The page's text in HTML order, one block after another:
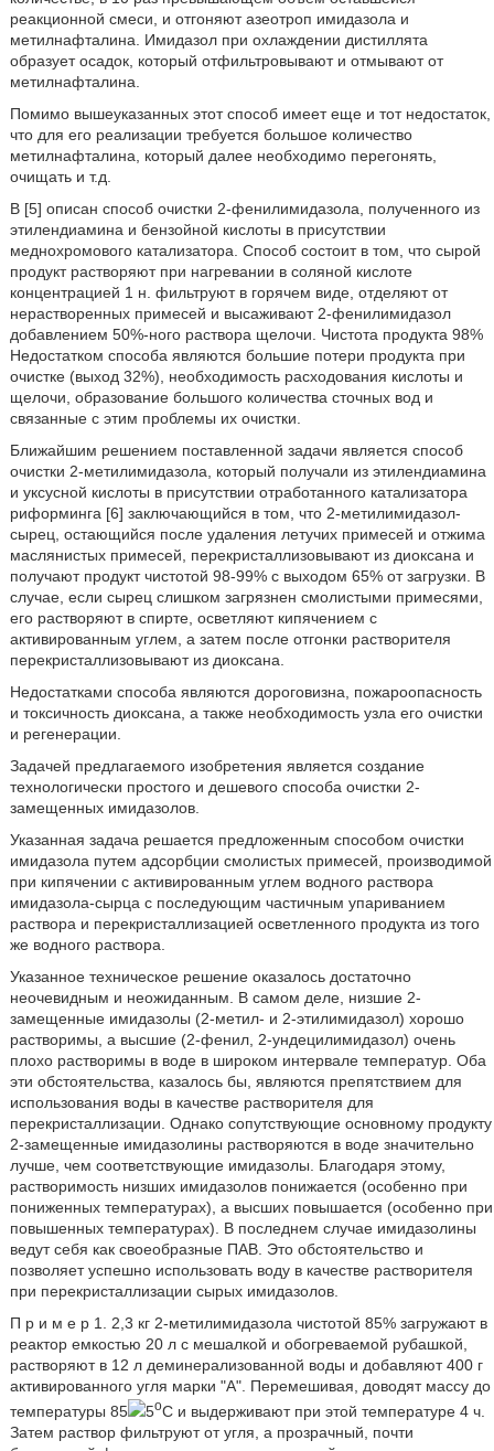
реакционной смеси, и отгоняют азеотроп имидазола и
метилнафталина. Имидазол при охлаждении дистиллята
образует осадок, который отфильтровывают и отмывают от
метилнафталина.
Помимо вышеуказанных этот способ имеет еще и тот недостаток,
что для его реализации требуется большое количество
метилнафталина, который далее необходимо перегонять,
очищать и т.д.
В [5] описан способ очистки 2-фенилимидазола, полученного из
этилендиамина и бензойной кислоты в присутствии
меднохромового катализатора. Способ состоит в том, что сырой
продукт растворяют при нагревании в соляной кислоте
концентрацией 1 н. фильтруют в горячем виде, отделяют от
нерастворенных примесей и высаживают 2-фенилимидазол
добавлением 50%-ного раствора щелочи. Чистота продукта 98%
Недостатком способа являются большие потери продукта при
очистке (выход 32%), необходимость расходования кислоты и
щелочи, образование большого количества сточных вод и
связанные с этим проблемы их очистки.
Ближайшим решением поставленной задачи является способ
очистки 2-метилимидазола, который получали из этилендиамина
и уксусной кислоты в присутствии отработанного катализатора
риформинга [6] заключающийся в том, что 2-метилимидазол-
сырец, остающийся после удаления летучих примесей и отжима
маслянистых примесей, перекристаллизовывают из диоксана и
получают продукт чистотой 98-99% с выходом 65% от загрузки. В
случае, если сырец слишком загрязнен смолистыми примесями,
его растворяют в спирте, осветляют кипячением с
активированным углем, а затем после отгонки растворителя
перекристаллизовывают из диоксана.
Недостатками способа являются дороговизна, пожароопасность
и токсичность диоксана, а также необходимость узла его очистки
и регенерации.
Задачей предлагаемого изобретения является создание
технологически простого и дешевого способа очистки 2-
замещенных имидазолов.
Указанная задача решается предложенным способом очистки
имидазола путем адсорбции смолистых примесей, производимой
при кипячении с активированным углем водного раствора
имидазола-сырца с последующим частичным упариванием
раствора и перекристаллизацией осветленного продукта из того
же водного раствора.
Указанное техническое решение оказалось достаточно
неочевидным и неожиданным. В самом деле, низшие 2-
замещенные имидазолы (2-метил- и 2-этилимидазол) хорошо
pаствоpимы, а высшие (2-фенил, 2-ундецилимидазол) очень
плохо растворимы в воде в широком интервале температур. Оба
эти обстоятельства, казалось бы, являются препятствием для
использования воды в качестве растворителя для
перекристаллизации. Однако сопутствующие основному продукту
2-замещенные имидазолины растворяются в воде значительно
лучше, чем соответствующие имидазолы. Благодаря этому,
растворимость низших имидазолов понижается (особенно при
пониженных температурах), а высших повышается (особенно при
повышенных температурах). В последнем случае имидазолины
ведут себя как своеобразные ПАВ. Это обстоятельство и
позволяет успешно использовать воду в качестве растворителя
при перекристаллизации сырых имидазолов.
П р и м е р 1. 2,3 кг 2-метилимидазола чистотой 85% загружают в
реактор емкостью 20 л с мешалкой и обогреваемой рубашкой,
растворяют в 12 л деминерализованной воды и добавляют 400 г
активированного угля марки "А". Перемешивая, доводят массу до
температуры 85
5оС и выдерживают при этой температуре 4 ч.
Затем раствор фильтруют от угля, а прозрачный, почти